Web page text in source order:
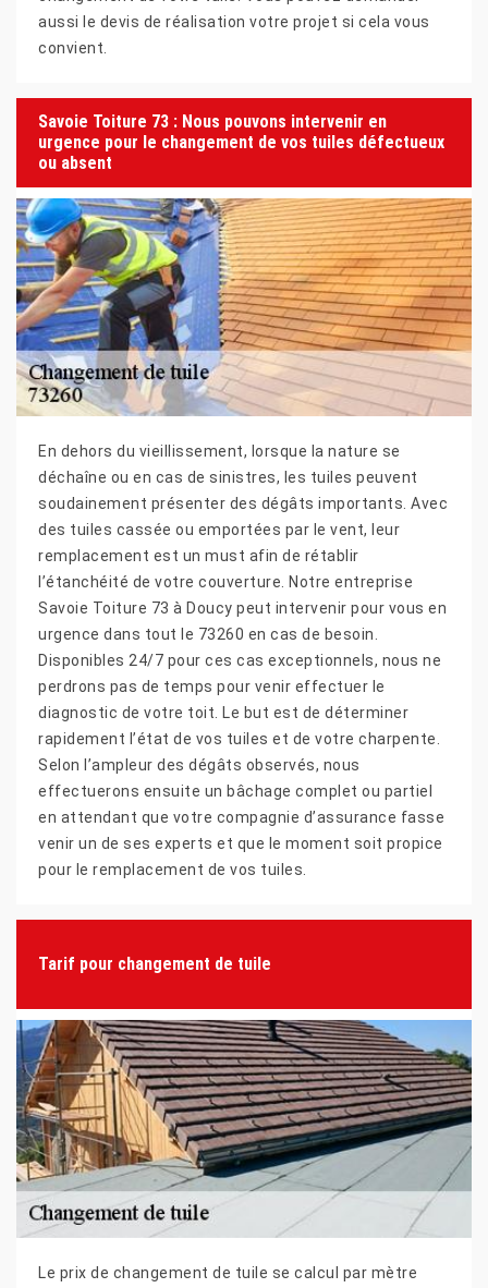
aussi le devis de réalisation votre projet si cela vous
convient.
Savoie Toiture 73 : Nous pouvons intervenir en
urgence pour le changement de vos tuiles défectueux
ou absent
En dehors du vieillissement, lorsque la nature se
déchaîne ou en cas de sinistres, les tuiles peuvent
soudainement présenter des dégâts importants. Avec
des tuiles cassée ou emportées par le vent, leur
remplacement est un must afin de rétablir
l’étanchéité de votre couverture. Notre entreprise
Savoie Toiture 73 à Doucy peut intervenir pour vous en
urgence dans tout le 73260 en cas de besoin.
Disponibles 24/7 pour ces cas exceptionnels, nous ne
perdrons pas de temps pour venir effectuer le
diagnostic de votre toit. Le but est de déterminer
rapidement l’état de vos tuiles et de votre charpente.
Selon l’ampleur des dégâts observés, nous
effectuerons ensuite un bâchage complet ou partiel
en attendant que votre compagnie d’assurance fasse
venir un de ses experts et que le moment soit propice
pour le remplacement de vos tuiles.
Tarif pour changement de tuile
Le prix de changement de tuile se calcul par mètre